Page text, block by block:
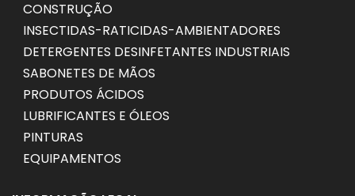
CONSTRUÇÃO
INSECTIDAS-RATICIDAS-AMBIENTADORES
DETERGENTES DESINFETANTES INDUSTRIAIS
SABONETES DE MÃOS
PRODUTOS ÁCIDOS
LUBRIFICANTES E ÓLEOS
PINTURAS
EQUIPAMENTOS